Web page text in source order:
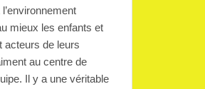
mieux les enfants et
acteurs de leurs
au centre de
Il y a une véritable